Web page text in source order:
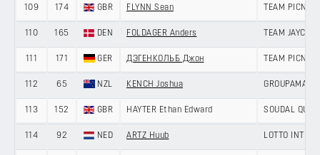
109 174 GBR FLYNN Sean TEAM PICNIC
110 165 DEN FOLDAGER Anders TEAM JAYCO
111 171 GER ДЭГЕНКОЛЬБ Джон TEAM PICNIC
112 65 NZL KENCH Joshua GROUPAMA-
113 152 GBR HAYTER Ethan Edward SOUDAL
114 92 NED ARTZ Huub LOTTO